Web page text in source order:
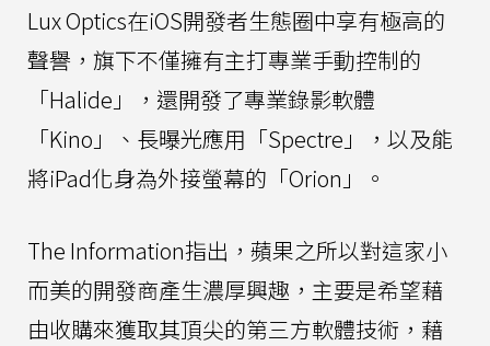
Lux Optics在iOS開發者生態圈中享有極高的
聲譽，旗下不僅擁有主打專業手動控制的
「Halide」，還開發了專業錄影軟體
「Kino」、長曝光應用「Spectre」，以及能
將iPad化身為外接螢幕的「Orion」。
The Information指出，蘋果之所以對這家小
而美的開發商產生濃厚興趣，主要是希望藉
由收購來獲取其頂尖的第三方軟體技術，藉